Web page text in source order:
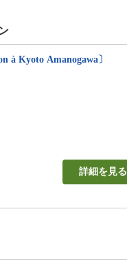
à Kyoto Amanogawa〕
詳細を見る